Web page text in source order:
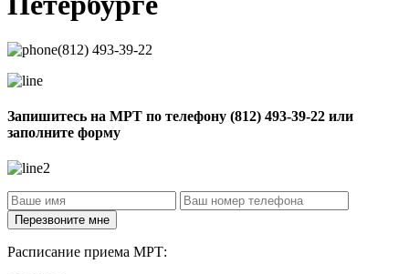
(812) 493-39-22
Запишитесь на МРТ по телефону (812) 493-39-22 или
заполните форму
Расписание приема МРТ: